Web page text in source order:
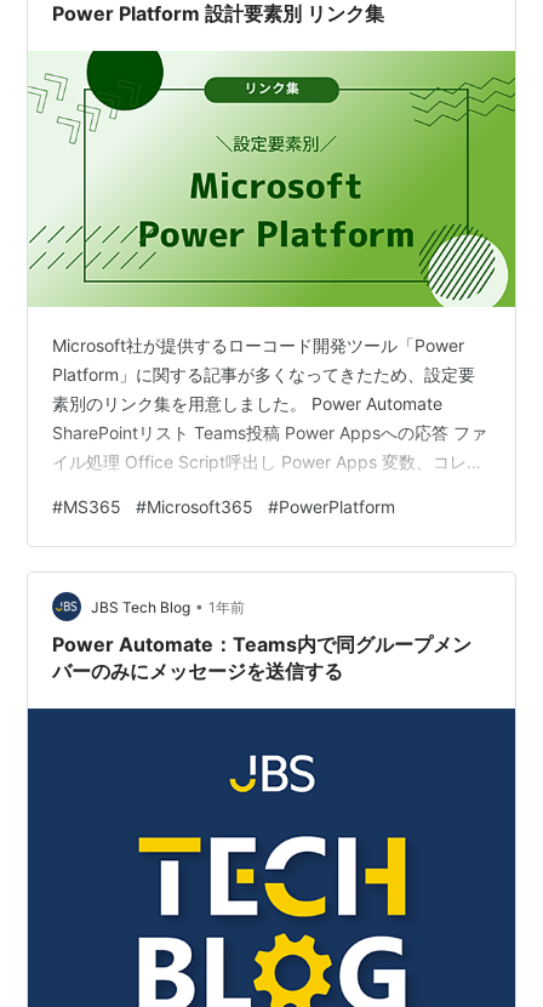
Power Platform 設計要素別 リンク集
Microsoft社が提供するローコード開発ツール「Power
Platform」に関する記事が多くなってきたため、設定要
素別のリンク集を用意しました。 Power Automate
SharePointリスト Teams投稿 Power Appsへの応答 ファ
イル処理 Office Script呼出し Power Apps 変数、コレク
ブル フロー呼出し,データ授受 Patch データ更新
Office365ユーザー コンボボックス、チェックボックス
整合チェック、自動連番、データ複写等の内部処理 設定
Dataverse for Team…
#MS365 #Microsoft365 #PowerPlatform
JBS Tech Blog • 1年前
Power Automate：Teams内で同グループメン
バーのみにメッセージを送信する